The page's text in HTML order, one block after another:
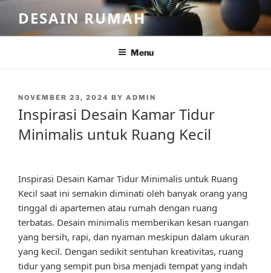
content
DESAIN RUMAH
Menu
POSTED
NOVEMBER 23, 2024 BY ADMIN
Inspirasi Desain Kamar Tidur
Minimalis untuk Ruang Kecil
Inspirasi Desain Kamar Tidur Minimalis untuk Ruang
Kecil saat ini semakin diminati oleh banyak orang yang
tinggal di apartemen atau rumah dengan ruang
terbatas. Desain minimalis memberikan kesan ruangan
yang bersih, rapi, dan nyaman meskipun dalam ukuran
yang kecil. Dengan sedikit sentuhan kreativitas, ruang
tidur yang sempit pun bisa menjadi tempat yang indah